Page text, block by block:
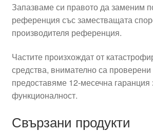
Запазваме си правото да заменим
референция със заместващата
производителя референция.
Частите произхождат от
средства, внимателно са проверени
предоставяме 12-месечна гаранция
функционалност.
Свързани продукти